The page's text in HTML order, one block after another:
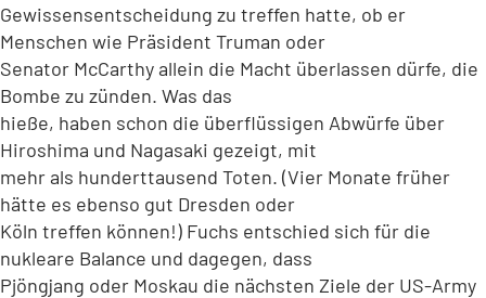
Gewissensentscheidung zu treffen hatte, ob er
Menschen wie Präsident Truman oder
Senator McCarthy allein die Macht überlassen dürfe, die
Bombe zu zünden. Was das
hieße, haben schon die überflüssigen Abwürfe über
Hiroshima und Nagasaki gezeigt, mit
mehr als hunderttausend Toten. (Vier Monate früher
hätte es ebenso gut Dresden oder
Köln treffen können!) Fuchs entschied sich für die
nukleare Balance und dagegen, dass
Pjöngjang oder Moskau die nächsten Ziele der US-Army